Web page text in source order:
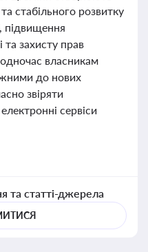
стабільного розвитку
підвищення
та захисту прав
власникам
до нових
звіряти
сервіси
та статті-джерела